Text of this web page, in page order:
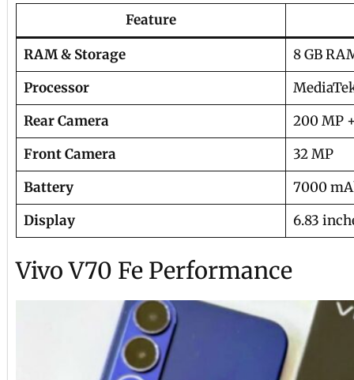
Feature
RAM & Storage
8 GB
Processor
Rear Camera
200 MP
Front Camera
32 MP
Battery
7000
Display
6.83
Vivo V70 Fe Performance